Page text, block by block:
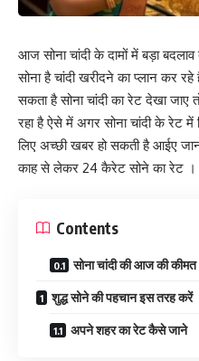
आज सोना चांदी के दामों में बड़ा
सोना है चांदी खरीदने का प्लान कर
सकता है सोना चांदी का रेट देखा
रहा है ऐसे में अगर सोना चांदी के रेट में
लिए अच्छी खबर हो सकती है आईए
काह से लेकर 24 कैरेट सोने का रेट ।
Contents
सोना चांदी की आज की कीमत
शुद्ध सोने की पहचान इस तरह करें
अपने शहर का रेट कैसे जाने